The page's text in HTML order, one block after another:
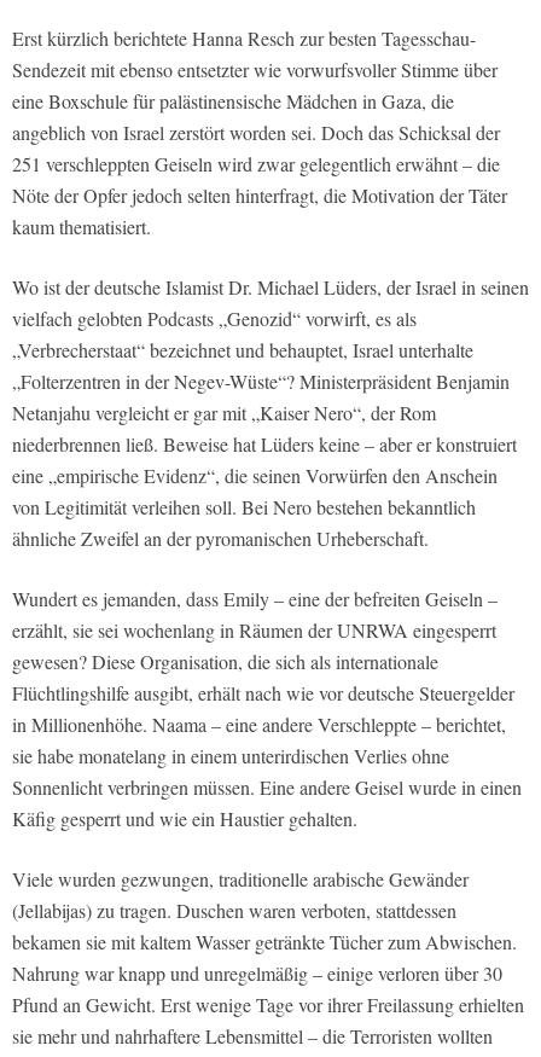
Erst kürzlich berichtete Hanna Resch zur besten Tagesschau-
Sendezeit mit ebenso entsetzter wie vorwurfsvoller Stimme über
eine Boxschule für palästinensische Mädchen in Gaza, die
angeblich von Israel zerstört worden sei. Doch das Schicksal der
251 verschleppten Geiseln wird zwar gelegentlich erwähnt – die
Nöte der Opfer jedoch selten hinterfragt, die Motivation der Täter
kaum thematisiert.
Wo ist der deutsche Islamist Dr. Michael Lüders, der Israel in seinen
vielfach gelobten Podcasts „Genozid“ vorwirft, es als
„Verbrecherstaat“ bezeichnet und behauptet, Israel unterhalte
„Folterzentren in der Negev-Wüste“? Ministerpräsident Benjamin
Netanjahu vergleicht er gar mit „Kaiser Nero“, der Rom
niederbrennen ließ. Beweise hat Lüders keine – aber er konstruiert
eine „empirische Evidenz“, die seinen Vorwürfen den Anschein
von Legitimität verleihen soll. Bei Nero bestehen bekanntlich
ähnliche Zweifel an der pyromanischen Urheberschaft.
Wundert es jemanden, dass Emily – eine der befreiten Geiseln –
erzählt, sie sei wochenlang in Räumen der UNRWA eingesperrt
gewesen? Diese Organisation, die sich als internationale
Flüchtlingshilfe ausgibt, erhält nach wie vor deutsche Steuergelder
in Millionenhöhe. Naama – eine andere Verschleppte – berichtet,
sie habe monatelang in einem unterirdischen Verlies ohne
Sonnenlicht verbringen müssen. Eine andere Geisel wurde in einen
Käfig gesperrt und wie ein Haustier gehalten.
Viele wurden gezwungen, traditionelle arabische Gewänder
(Jellabijas) zu tragen. Duschen waren verboten, stattdessen
bekamen sie mit kaltem Wasser getränkte Tücher zum Abwischen.
Nahrung war knapp und unregelmäßig – einige verloren über 30
Pfund an Gewicht. Erst wenige Tage vor ihrer Freilassung erhielten
sie mehr und nahrhaftere Lebensmittel – die Terroristen wollten